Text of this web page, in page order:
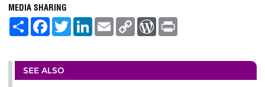
MEDIA SHARING
S
e
F
a
b
o
o
T
w
t
r
L
e
I
E
m
l
C
L
n
W
P
e
t
SEE ALSO